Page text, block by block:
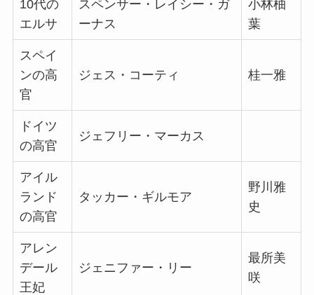
10代の
エルサ
スペンサー・レイシー・ガ
ーナス
小林柚
葉
スペイ
ンの高
官
ジェス・コーティ 桂一雅
ドイツ
の高官
ジェフリー・マーカス
アイル
ランド
の高官
タッカー・ギルモア
野川雅
史
アレン
デール
王妃
ジェニファー・リー
最所美
咲